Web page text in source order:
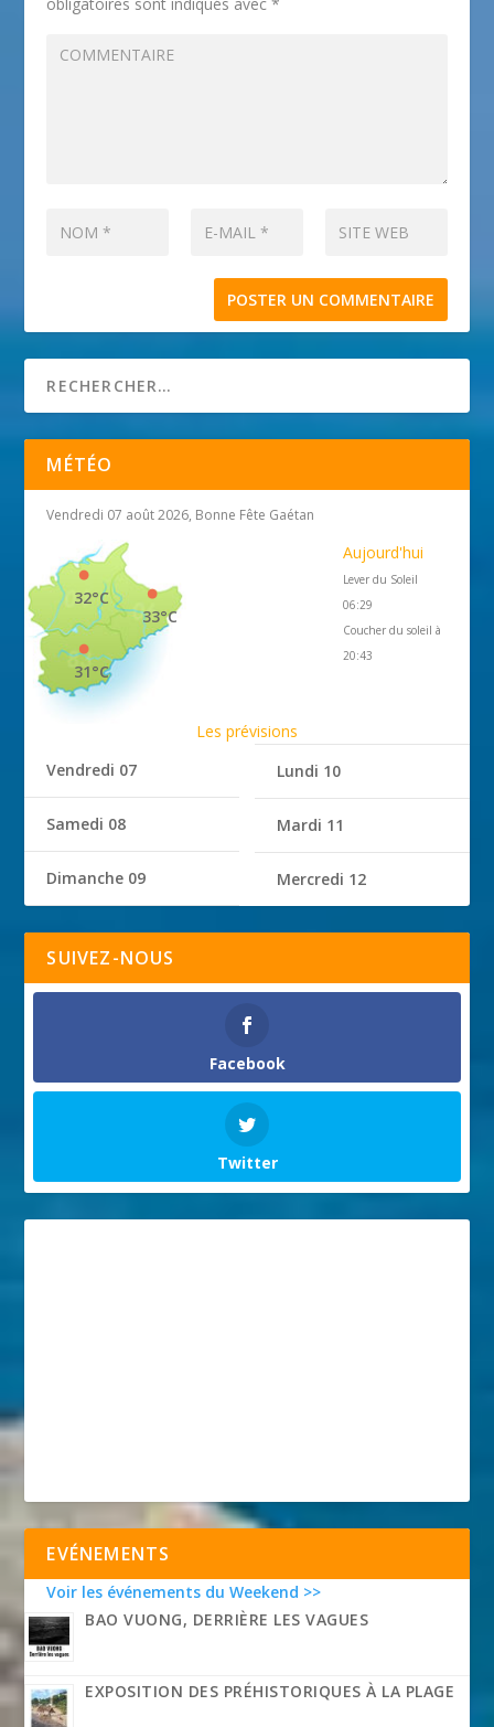
obligatoires sont indiqués avec*
MÉTÉO
Vendredi 07 août 2026, Bonne Fête Gaétan
33°C
32°C
31°C
Aujourd'hui
Lever du Soleil
06:29
Coucher du soleil à
20:43
Les prévisions
Vendredi 07
Samedi 08
Dimanche 09
Lundi 10
Mardi 11
Mercredi 12
SUIVEZ-NOUS
Facebook
Twitter
EVÉNEMENTS
Voir les événements du Weekend >>
BAO VUONG, DERRIÈRE LES VAGUES
EXPOSITION DES PRÉHISTORIQUES À LA PLAGE